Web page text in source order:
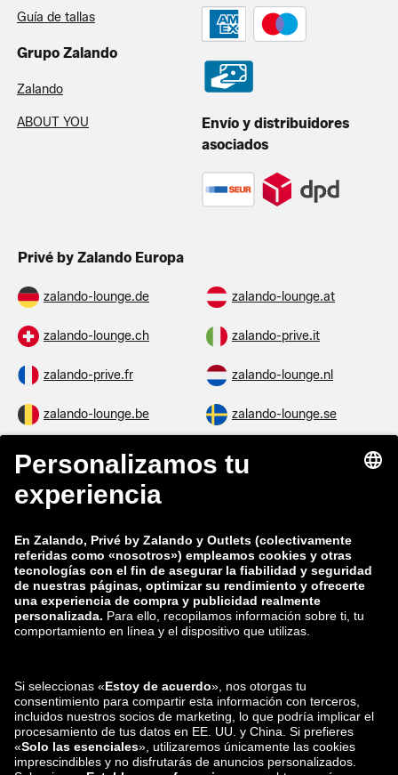
Guía de tallas
Grupo Zalando
Zalando
ABOUT YOU
Envío y distribuidores
asociados
Privé by Zalando Europa
zalando-lounge.de zalando-lounge.at
zalando-lounge.ch zalando-prive.it
zalando-prive.fr zalando-lounge.nl
zalando-lounge.be zalando-lounge.se
zalando-lounge.fi
zalando-lounge.co.uk
zalando-prive.es
zalando-lounge.lt zalando-lounge.sk
zalando-lounge.ro zalando-lounge.hr
zalando-lounge.lu zalando-lounge.ee
zalando-lounge.lv zalando-lounge.no